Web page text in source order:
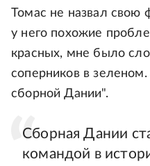
Томас не назвал свою
у него похожие
красных, мне было
соперников в
сборной Дании".
Сборная Дании
командой в